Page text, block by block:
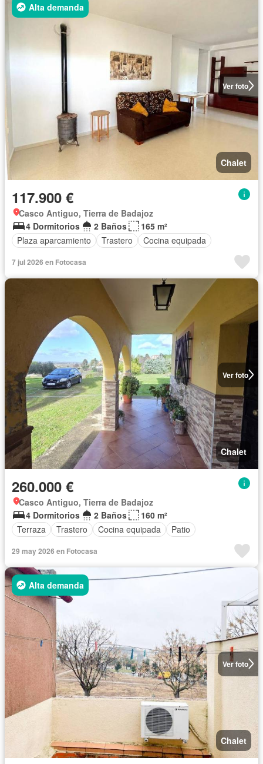
Ver foto
Alta demanda
Chalet
117.900 €
Casco Antiguo, Tierra de Badajoz
4 Dormitorios
2 Baños
165 m²
Plaza aparcamiento
Trastero Cocina equipada
7 jul 2026 en Fotocasa
Ver foto
Chalet
260.000 €
Casco Antiguo, Tierra de Badajoz
4 Dormitorios
2 Baños
160 m²
Terraza
Trastero Cocina equipada Patio
29 may 2026 en Fotocasa
Ver foto
Alta demanda
Chalet